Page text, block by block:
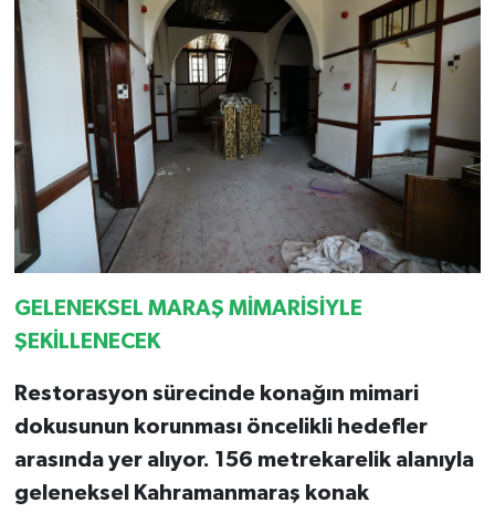
GELENEKSEL MARAŞ MİMARİSİYLE
ŞEKİLLENECEK
Restorasyon sürecinde konağın mimari
dokusunun korunması öncelikli hedefler
arasında yer alıyor. 156 metrekarelik alanıyla
geleneksel Kahramanmaraş konak